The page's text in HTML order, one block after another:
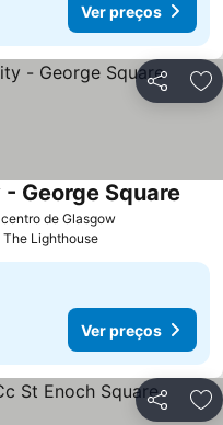
Ver preços
Partilhar
de Glasgow
George Square
The Lighthouse
Ver preços
Partilhar